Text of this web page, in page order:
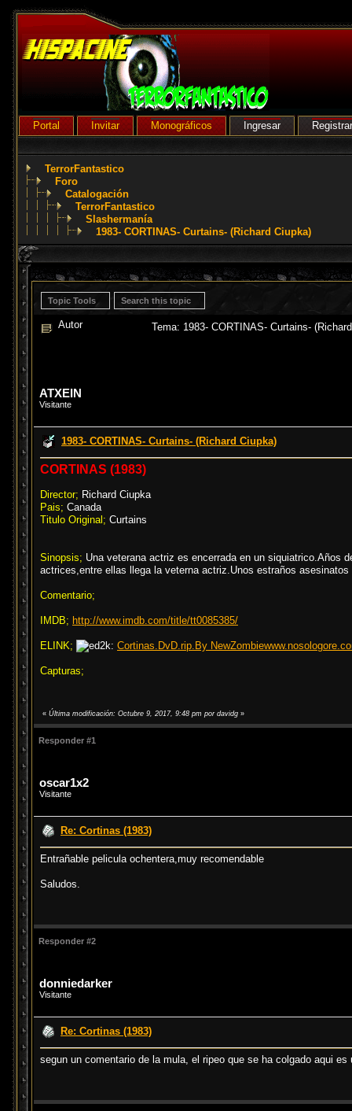
Portal Invitar Monográficos Ingresar
TerrorFantastico
Foro
Catalogación
TerrorFantastico
Slashermanía
1983- CORTINAS- Curtains- (Richard Ciupka)
Topic Tools Search this topic
Autor Tema: 1983- CORTINAS- Curtains-
ATXEIN
Visitante
1983- CORTINAS- Curtains- (Richard Ciupka)
CORTINAS (1983)
Director; Richard Ciupka
Pais; Canada
Titulo Original; Curtains
Sinopsis; Una veterana actriz es encerrada en un siquiatrico.Años
actrices,entre ellas llega la veterna actriz.Unos estraños
Comentario;
IMDB; http://www.imdb.com/title/tt0085385/
ELINK; Cortinas.DvD.rip.By
Capturas;
« Última modificación: Octubre 9, 2017, 9:48 pm por davidg »
Responder #1
oscar1x2
Visitante
Re: Cortinas (1983)
Entrañable pelicula ochentera,muy recomendable
Saludos.
Responder #2
donniedarker
Visitante
Re: Cortinas (1983)
segun un comentario de la mula, el ripeo que se ha colgado aqui